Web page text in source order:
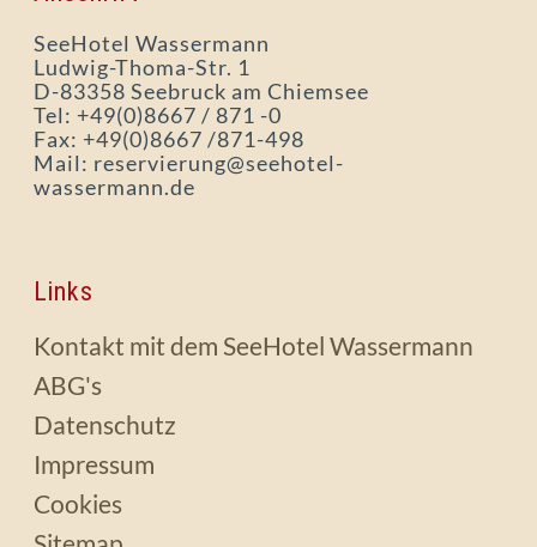
SeeHotel Wassermann
Ludwig-Thoma-Str. 1
D-83358 Seebruck am Chiemsee
Tel: +49(0)8667 / 871 -0
Fax: +49(0)8667 /871-498
Mail: reservierung@seehotel-
wassermann.de
Links
Kontakt mit dem SeeHotel Wassermann
ABG's
Datenschutz
Impressum
Cookies